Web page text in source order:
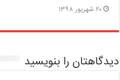
۲۰ شهریور ۱۳۹۸
دیدگاهتان را بنویسید